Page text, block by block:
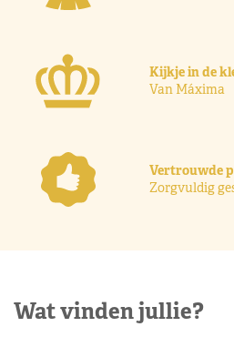
Kijkje in de
Van Máxima
Vertrouwde
Zorgvuldig
Wat vinden jullie?